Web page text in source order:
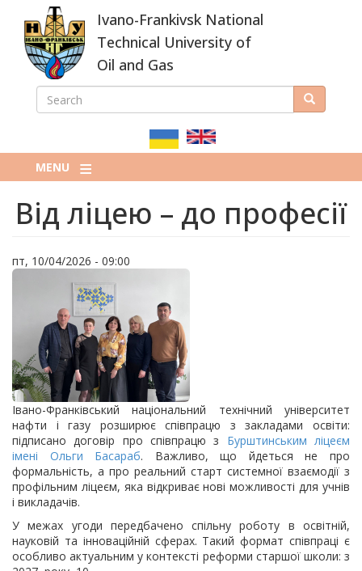
main
content
Ivano-Frankivsk National
Technical University of
Oil and Gas
ПОШУКОВА
SEARCH Search
MENU
Від ліцею – до професії
пт, 10/04/2026 - 09:00
Івано-Франківський національний технічний університет
нафти і газу розширює співпрацю з закладами освіти:
підписано договір про співпрацю з Бурштинським ліцеєм
імені Ольги Басараб. Важливо, що йдеться не про
формальність, а про реальний старт системної взаємодії з
профільним ліцеєм, яка відкриває нові можливості для учнів
і викладачів.
У межах угоди передбачено спільну роботу в освітній,
науковій та інноваційній сферах. Такий формат співпраці є
особливо актуальним у контексті реформи старшої школи: з